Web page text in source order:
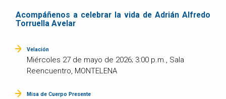
Acompáñenos a celebrar la vida de Adrián Alfredo
Torruella Avelar
Velación
Miércoles 27 de mayo de 2026; 3:00 p.m., Sala
Reencuentro, MONTELENA
Misa de Cuerpo Presente